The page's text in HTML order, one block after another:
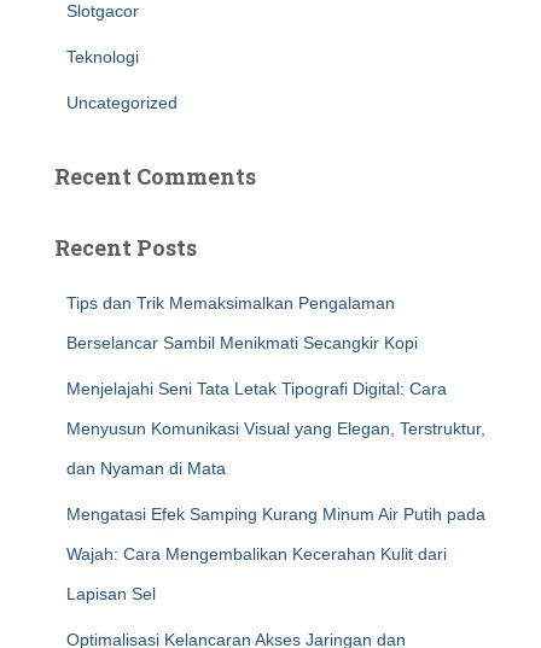
Slotgacor
Teknologi
Uncategorized
Recent Comments
Recent Posts
Tips dan Trik Memaksimalkan Pengalaman
Berselancar Sambil Menikmati Secangkir Kopi
Menjelajahi Seni Tata Letak Tipografi Digital: Cara
Menyusun Komunikasi Visual yang Elegan, Terstruktur,
dan Nyaman di Mata
Mengatasi Efek Samping Kurang Minum Air Putih pada
Wajah: Cara Mengembalikan Kecerahan Kulit dari
Lapisan Sel
Optimalisasi Kelancaran Akses Jaringan dan